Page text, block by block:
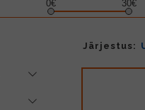
0€
30€
Järjestus: